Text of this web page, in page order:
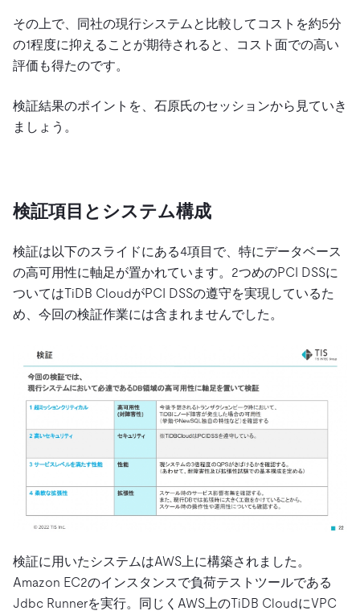
その上で、同社の現行システムと比較してコストを約5分
の1程度に抑えることが期待されると、コスト面での高い
評価も得たのです。
検証結果のポイントを、石原氏のセッションから見ていき
ましょう。
検証項目とシステム構成
検証は以下のスライドにある4項目で、特にデータベース
の高可用性に軸足が置かれています。2つめのPCI DSSに
ついてはTiDB CloudがPCI DSSの遵守を実現しているた
め、今回の検証作業には含まれませんでした。
検証に用いたシステムはAWS上に構築されました。
Amazon EC2のインスタンスで負荷テストツールである
Jdbc Runnerを実行。同じくAWS上のTiDB CloudにVPC